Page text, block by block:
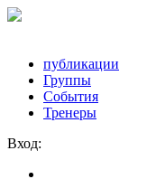
публикации
Группы
События
Тренеры
Вход: